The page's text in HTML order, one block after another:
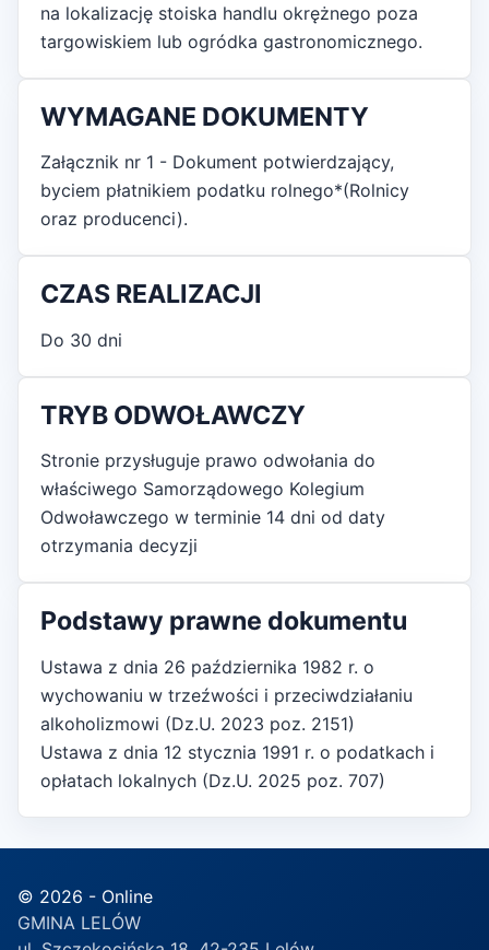
na lokalizację stoiska handlu okrężnego poza
targowiskiem lub ogródka gastronomicznego.
WYMAGANE DOKUMENTY
Załącznik nr 1 - Dokument potwierdzający,
byciem płatnikiem podatku rolnego*(Rolnicy
oraz producenci).
CZAS REALIZACJI
Do 30 dni
TRYB ODWOŁAWCZY
Stronie przysługuje prawo odwołania do
właściwego Samorządowego Kolegium
Odwoławczego w terminie 14 dni od daty
otrzymania decyzji
Podstawy prawne dokumentu
Ustawa z dnia 26 października 1982 r. o
wychowaniu w trzeźwości i przeciwdziałaniu
alkoholizmowi (Dz.U. 2023 poz. 2151)
Ustawa z dnia 12 stycznia 1991 r. o podatkach i
opłatach lokalnych (Dz.U. 2025 poz. 707)
© 2026 - Online
GMINA LELÓW